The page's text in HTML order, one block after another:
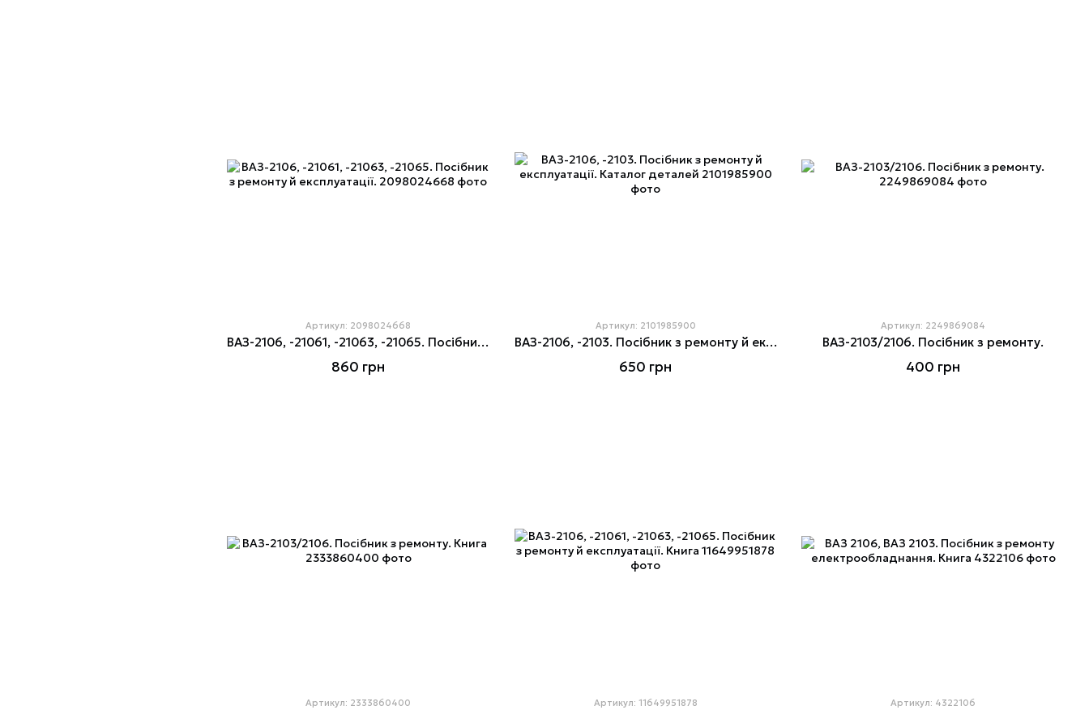
Артикул: 2098024668
ВАЗ-2106, -21061, -21063, -21065. Посібник з ремонту й експлуатації.
860 грн
Артикул: 2101985900
ВАЗ-2106, -2103. Посібник з ремонту й експлуатації. Каталог деталей
650 грн
Артикул: 2249869084
ВАЗ-2103/2106. Посібник з ремонту.
400 грн
Артикул: 2333860400 Артикул: 11649951878 Артикул: 4322106